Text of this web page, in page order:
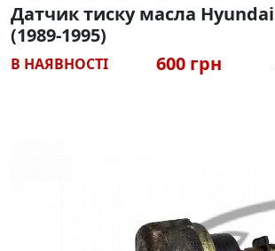
Датчик тиску масла
(1989-1995)
В НАЯВНОСТІ 600 грн